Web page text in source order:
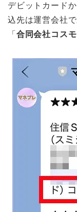
デビットカード
込先は運営会社
「 合同会社コスモ